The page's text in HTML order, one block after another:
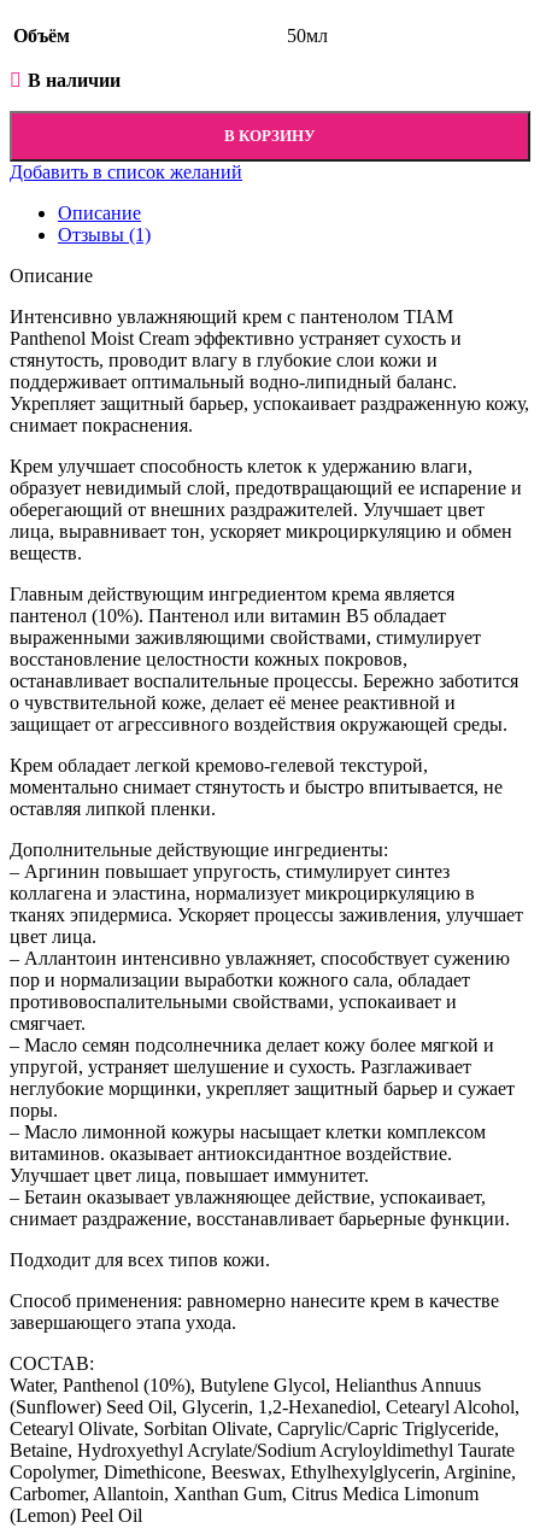
Объём 50мл
В наличии
В КОРЗИНУ
Добавить в список желаний
Описание
Отзывы (1)
Описание
Интенсивно увлажняющий крем с пантенолом TIAM
Panthenol Moist Cream эффективно устраняет сухость и
стянутость, проводит влагу в глубокие слои кожи и
поддерживает оптимальный водно-липидный баланс.
Укрепляет защитный барьер, успокаивает раздраженную кожу,
снимает покраснения.
Крем улучшает способность клеток к удержанию влаги,
образует невидимый слой, предотвращающий ее испарение и
оберегающий от внешних раздражителей. Улучшает цвет
лица, выравнивает тон, ускоряет микроциркуляцию и обмен
веществ.
Главным действующим ингредиентом крема является
пантенол (10%). Пантенол или витамин B5 обладает
выраженными заживляющими свойствами, стимулирует
восстановление целостности кожных покровов,
останавливает воспалительные процессы. Бережно заботится
о чувствительной коже, делает её менее реактивной и
защищает от агрессивного воздействия окружающей среды.
Крем обладает легкой кремово-гелевой текстурой,
моментально снимает стянутость и быстро впитывается, не
оставляя липкой пленки.
Дополнительные действующие ингредиенты:
– Аргинин повышает упругость, стимулирует синтез
коллагена и эластина, нормализует микроциркуляцию в
тканях эпидермиса. Ускоряет процессы заживления, улучшает
цвет лица.
– Аллантоин интенсивно увлажняет, способствует сужению
пор и нормализации выработки кожного сала, обладает
противовоспалительными свойствами, успокаивает и
смягчает.
– Масло семян подсолнечника делает кожу более мягкой и
упругой, устраняет шелушение и сухость. Разглаживает
неглубокие морщинки, укрепляет защитный барьер и сужает
поры.
– Масло лимонной кожуры насыщает клетки комплексом
витаминов. оказывает антиоксидантное воздействие.
Улучшает цвет лица, повышает иммунитет.
– Бетаин оказывает увлажняющее действие, успокаивает,
снимает раздражение, восстанавливает барьерные функции.
Подходит для всех типов кожи.
Способ применения: равномерно нанесите крем в качестве
завершающего этапа ухода.
СОСТАВ:
Water, Panthenol (10%), Butylene Glycol, Helianthus Annuus
(Sunflower) Seed Oil, Glycerin, 1,2-Hexanediol, Cetearyl Alcohol,
Cetearyl Olivate, Sorbitan Olivate, Caprylic/Capric Triglyceride,
Betaine, Hydroxyethyl Acrylate/Sodium Acryloyldimethyl Taurate
Copolymer, Dimethicone, Beeswax, Ethylhexylglycerin, Arginine,
Carbomer, Allantoin, Xanthan Gum, Citrus Medica Limonum
(Lemon) Peel Oil